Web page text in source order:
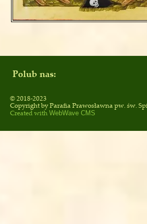
Polub nas:
© 2018-2023
Copyright byParafia Prawosławna pw. św.
Created with WebWave CMS